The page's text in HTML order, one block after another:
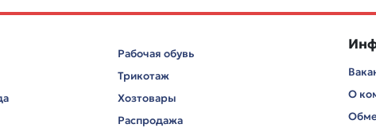
Рабочая обувь
Трикотаж
Хозтовары
Распродажа
О